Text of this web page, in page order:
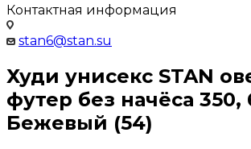
Контактная информация
stan6@stan.su
Худи унисекс STAN
футер без начёса 350,
Бежевый (54)